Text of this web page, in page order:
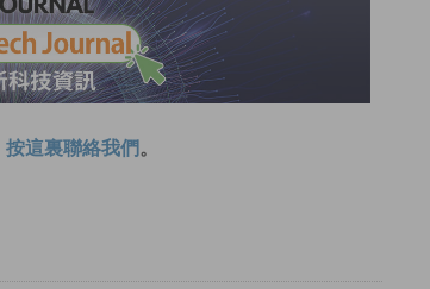
按這裏聯絡我們 。